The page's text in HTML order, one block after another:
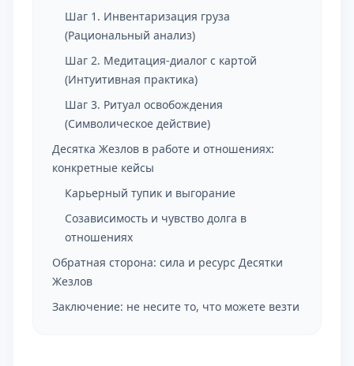
Шаг 1. Инвентаризация груза
(Рациональный анализ)
Шаг 2. Медитация-диалог с картой
(Интуитивная практика)
Шаг 3. Ритуал освобождения
(Символическое действие)
Десятка Жезлов в работе и отношениях:
конкретные кейсы
Карьерный тупик и выгорание
Созависимость и чувство долга в
отношениях
Обратная сторона: сила и ресурс Десятки
Жезлов
Заключение: не несите то, что можете везти